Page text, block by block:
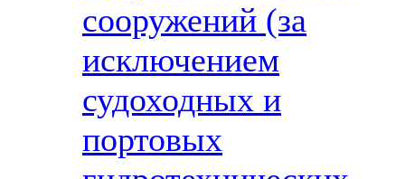
сооружений (за
исключением
судоходных и
портовых